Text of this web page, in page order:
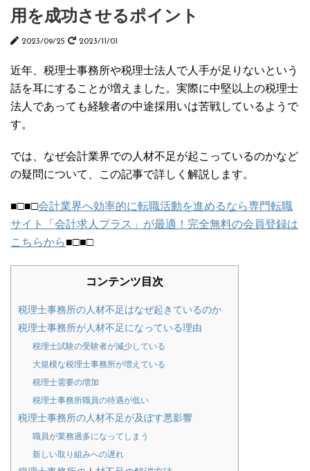
用を成功させるポイント
2023/09/25 2023/11/01
近年、税理士事務所や税理士法人で人手が足りないという
話を耳にすることが増えました。実際に中堅以上の税理士
法人であっても経験者の中途採用いは苦戦しているようで
す。
では、なぜ会計業界での人材不足が起こっているのかなど
の疑問について、この記事で詳しく解説します。
■□■□会計業界へ効率的に転職活動を進めるなら専門転職
サイト「会計求人プラス」が最適！完全無料の会員登録は
こちらから■□■□
コンテンツ目次
税理士事務所の人材不足はなぜ起きているのか
税理士事務所が人材不足になっている理由
税理士試験の受験者が減少している
大規模な税理士事務所が増えている
税理士需要の増加
税理士事務所職員の待遇が低い
税理士事務所の人材不足が及ぼす悪影響
職員が業務過多になってしまう
新しい取り組みへの遅れ